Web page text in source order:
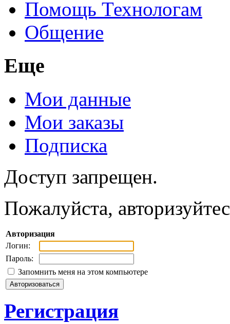
Помощь Технологам
Общение
Еще
Мои данные
Мои заказы
Подписка
Доступ запрещен.
Пожалуйста,
Авторизация
Логин:
Пароль:
Запомнить меня на этом компьютере
Регистрация